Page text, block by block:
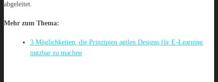
abgeleitet.
Mehr zum Thema:
3 Möglichkeiten, die Prinzipien agilen Designs für E-Learning
nutzbar zu machen